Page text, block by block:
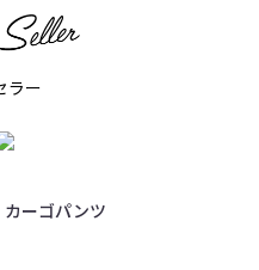
ラー
カーゴパンツ